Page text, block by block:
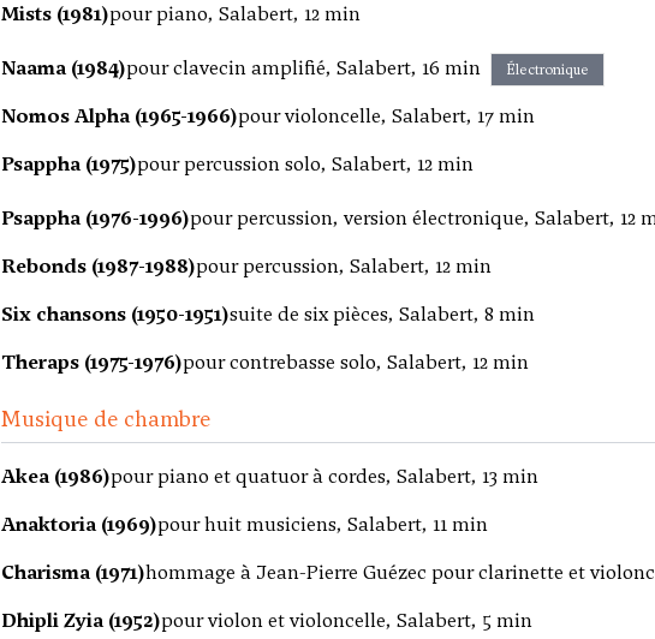
Mists (1981)pour piano, Salabert, 12 min
Naama (1984)pour clavecin amplifié, Salabert, 16 min Électronique
Nomos Alpha (1965-1966)pour violoncelle, Salabert, 17 min
Psappha (1975)pour percussion solo, Salabert, 12 min
Psappha (1976-1996)pour percussion, version électronique, Salabert, 12
Rebonds (1987-1988)pour percussion, Salabert, 12 min
Six chansons (1950-1951)suite de six pièces, Salabert, 8 min
Theraps (1975-1976)pour contrebasse solo, Salabert, 12 min
Musique de chambre
Akea (1986)pour piano et quatuor à cordes, Salabert, 13 min
Anaktoria (1969)pour huit musiciens, Salabert, 11 min
Charisma (1971)hommage à Jean-Pierre Guézec pour clarinette et
Dhipli Zyia (1952)pour violon et violoncelle, Salabert, 5 min